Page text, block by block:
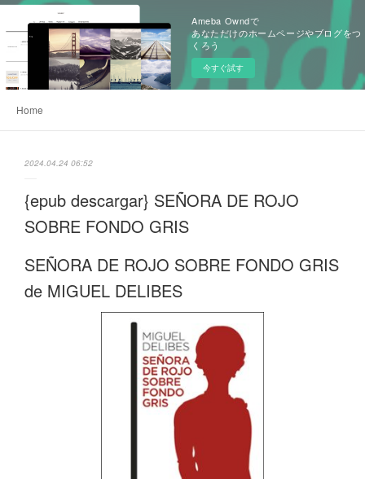
Ameba Owndで
あなただけのホームページやブログをつ
くろう
今すぐ試す
Home
2024.04.24 06:52
{epub descargar} SEÑORA DE ROJO
SOBRE FONDO GRIS
SEÑORA DE ROJO SOBRE FONDO GRIS
de MIGUEL DELIBES